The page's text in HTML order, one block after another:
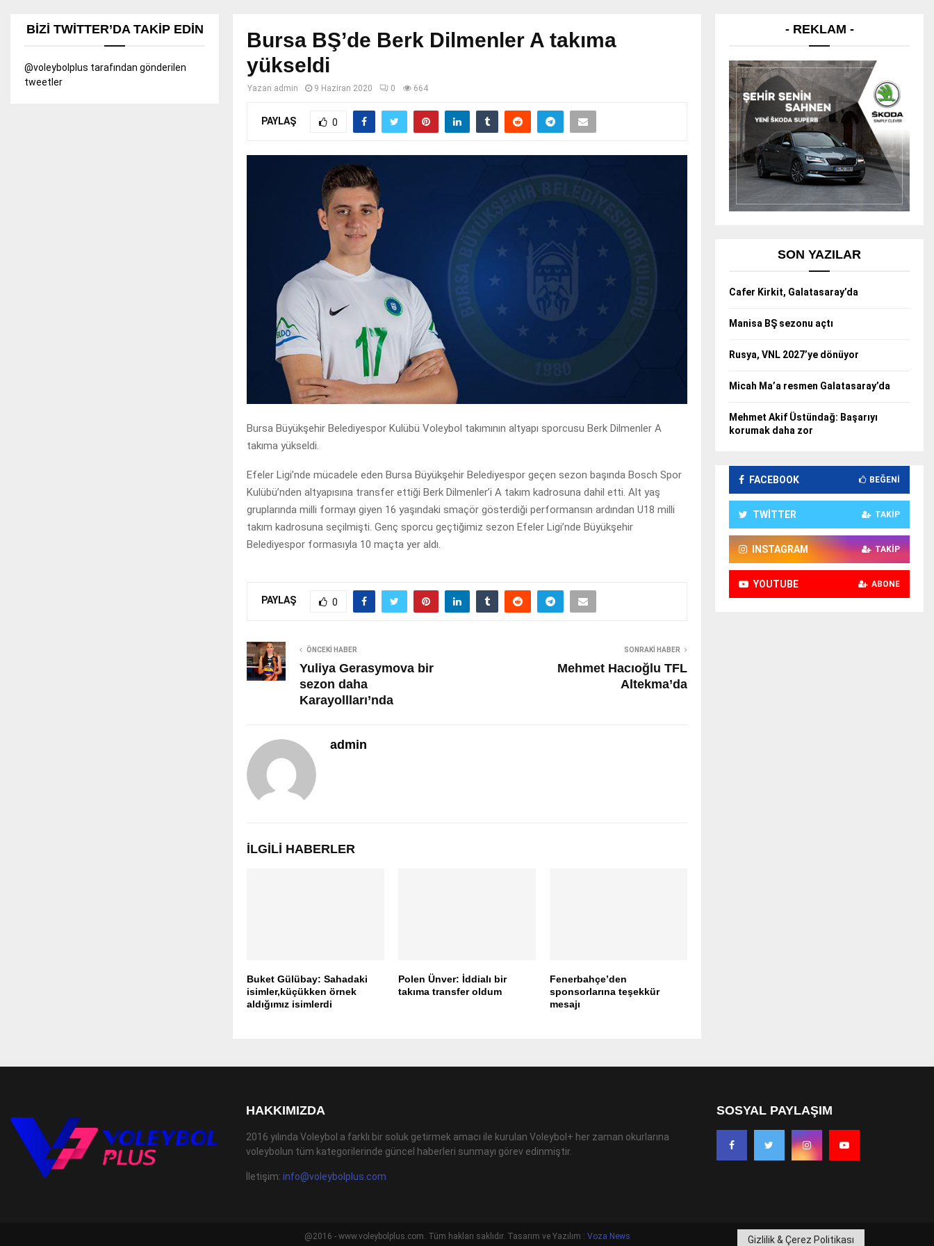
Bursa BŞ’de Berk Dilmenler A takıma
yükseldi
Yazan admin 9 Haziran 2020 0 664
PAYLAŞ 0
Bursa Büyükşehir Belediyespor Kulübü Voleybol takımının altyapı sporcusu Berk Dilmenler A
takıma yükseldi.
Efeler Ligi’nde mücadele eden Bursa Büyükşehir Belediyespor geçen sezon başında Bosch Spor
Kulübü’nden altyapısına transfer ettiği Berk Dilmenler’i A takım kadrosuna dahil etti. Alt yaş
gruplarında milli formayı giyen 16 yaşındaki smaçör gösterdiği performansın ardından U18 milli
takım kadrosuna seçilmişti. Genç sporcu geçtiğimiz sezon Efeler Ligi’nde Büyükşehir
Belediyespor formasıyla 10 maçta yer aldı.
PAYLAŞ 0
ÖNCEKI HABER
Yuliya Gerasymova bir
sezon daha
Karayollları’nda
SONRAKI HABER
Mehmet Hacıoğlu TFL
Altekma’da
admin
İLGILI HABERLER
Buket Gülübay: Sahadaki
isimler,küçükken örnek
aldığımız isimlerdi
Polen Ünver: İddialı bir
takıma transfer oldum
Fenerbahçe’den
sponsorlarına teşekkür
mesajı
BIZI TWITTER’DA TAKIP EDIN
@voleybolplus tarafından gönderilen
tweetler
- REKLAM -
SON YAZILAR
Cafer Kirkit, Galatasaray’da
Manisa BŞ sezonu açtı
Rusya, VNL 2027’ye dönüyor
Micah Ma’a resmen Galatasaray’da
Mehmet Akif Üstündağ: Başarıyı
korumak daha zor
FACEBOOK BEĞENI
TWITTER TAKIP
INSTAGRAM TAKIP
YOUTUBE ABONE
HAKKIMIZDA
2016 yılında Voleybol a farklı bir soluk getirmek amacı ile kurulan Voleybol+ her zaman okurlarına
voleybolun tüm kategorilerinde güncel haberleri sunmayı görev edinmiştir.
İletişim: info@voleybolplus.com
SOSYAL PAYLAŞIM
@2016 - www.voleybolplus.com. Tüm hakları saklıdır. Tasarım ve Yazılım : Voza News Gizlilik & Çerez Politikası